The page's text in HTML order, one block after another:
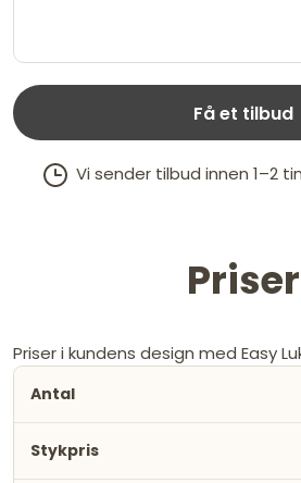
Få et tilbud
Vi sender tilbud innen 1–2
Priser
Priser i kundens design med Easy